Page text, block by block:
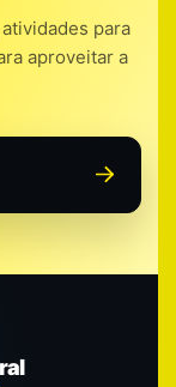
para
aproveitar a